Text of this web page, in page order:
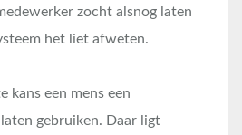
zocht alsnog laten
het liet afweten.
kans een mens een
gebruiken. Daar ligt